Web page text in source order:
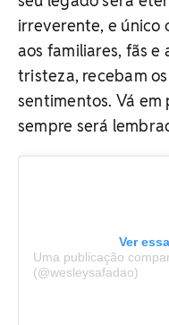
irreverente, e único
aos familiares, fãs e
tristeza, recebam
sentimentos. Vá em
sempre será
Ver
Uma publicação
(@wesleysafadao)